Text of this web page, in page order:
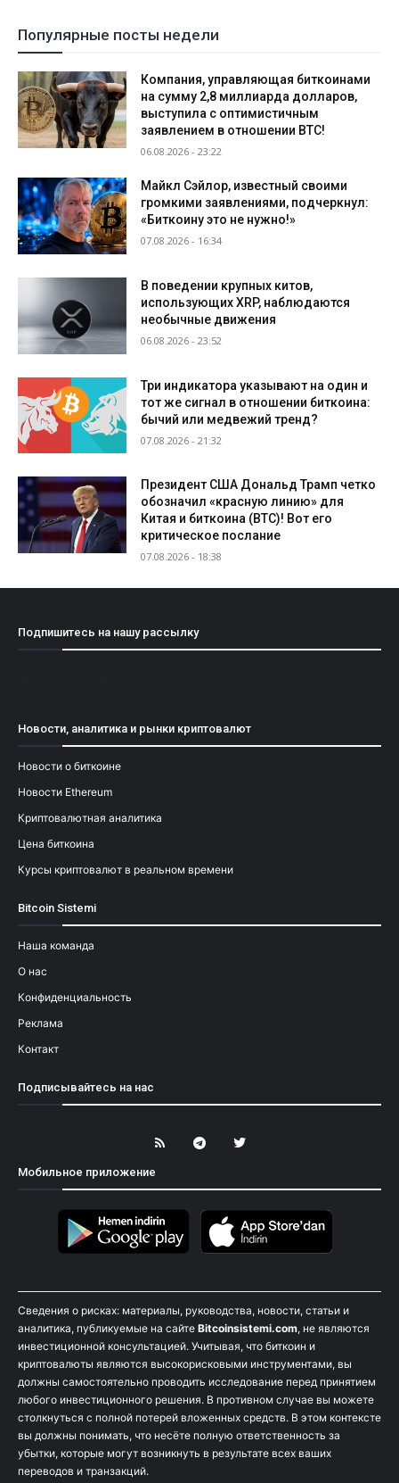
Популярные посты недели
Компания, управляющая биткоинами
на сумму 2,8 миллиарда долларов,
выступила с оптимистичным
заявлением в отношении BTC!
06.08.2026 - 23:22
Майкл Сэйлор, известный своими
громкими заявлениями, подчеркнул:
«Биткоину это не нужно!»
07.08.2026 - 16:34
В поведении крупных китов,
использующих XRP, наблюдаются
необычные движения
06.08.2026 - 23:52
Три индикатора указывают на один и
тот же сигнал в отношении биткоина:
бычий или медвежий тренд?
07.08.2026 - 21:32
Президент США Дональд Трамп четко
обозначил «красную линию» для
Китая и биткоина (BTC)! Вот его
критическое послание
07.08.2026 - 18:38
Подпишитесь на нашу рассылку
Новости, аналитика и рынки криптовалют
Новости о биткоине
Новости Ethereum
Криптовалютная аналитика
Цена биткоина
Курсы криптовалют в реальном времени
Bitcoin Sistemi
Наша команда
О нас
Конфиденциальность
Реклама
Контакт
Подписывайтесь на нас
Мобильное приложение
Сведения о рисках: материалы, руководства, новости, статьи и
аналитика, публикуемые на сайте Bitcoinsistemi.com, не являются
инвестиционной консультацией. Учитывая, что биткоин и
криптовалюты являются высокорисковыми инструментами, вы
должны самостоятельно проводить исследование перед принятием
любого инвестиционного решения. В противном случае вы можете
столкнуться с полной потерей вложенных средств. В этом контексте
вы должны понимать, что несёте полную ответственность за
убытки, которые могут возникнуть в результате всех ваших
переводов и транзакций.